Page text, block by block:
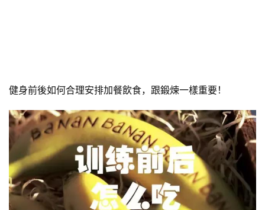
健身前後如何合理安排加餐飲食，跟鍛煉一樣重要！